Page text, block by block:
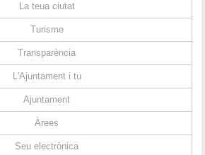
La teua ciutat
Turisme
Transparència
L'Ajuntament i tu
Ajuntament
Àrees
Seu electrònica